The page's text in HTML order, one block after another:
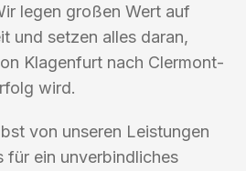
legen großen Wert auf
und setzen alles daran,
Klagenfurt nach Clermont-
wird.
von unseren Leistungen
für ein unverbindliches